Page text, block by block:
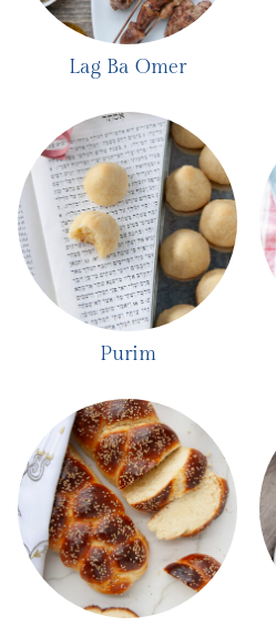
Lag Ba Omer
Purim